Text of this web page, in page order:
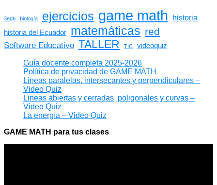
3egb biología ejercicios game math historia
historia del Ecuador matemáticas red
Software Educativo TALLER TIC videoquiz
Guía docente completa 2025-2026
Política de privacidad de GAME MATH
Lineas paralelas, intersecantes y perpendiculares –
Video Quiz
Lineas abiertas y cerradas, poligonales y curvas –
Video Quiz
La energía – Video Quiz
GAME MATH para tus clases